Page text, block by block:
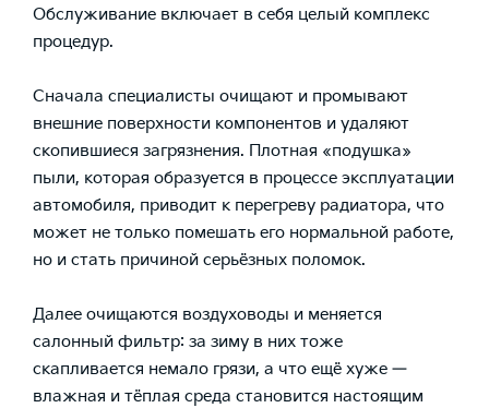
Обслуживание включает в себя целый комплекс
процедур.
Сначала специалисты очищают и промывают
внешние поверхности компонентов и удаляют
скопившиеся загрязнения. Плотная «подушка»
пыли, которая образуется в процессе эксплуатации
автомобиля, приводит к перегреву радиатора, что
может не только помешать его нормальной работе,
но и стать причиной серьёзных поломок.
Далее очищаются воздуховоды и меняется
салонный фильтр: за зиму в них тоже
скапливается немало грязи, а что ещё хуже —
влажная и тёплая среда становится настоящим